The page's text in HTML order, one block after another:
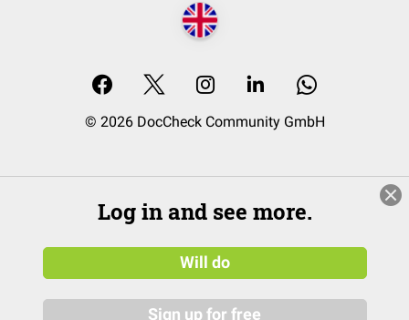
© 2026 DocCheck Community GmbH
Log in and see more.
Will do
Sign up for free